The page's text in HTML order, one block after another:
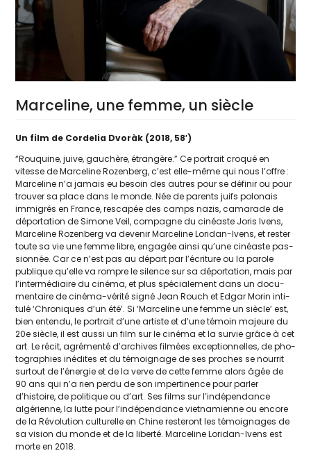
Marceline, une femme, un siècle
Un film de Cordelia Dvoràk (2018, 58′)
“Rouquine, juive, gau­chère, étran­gère.” Ce por­trait cro­qué en
vitesse de Marceline Rozenberg, c’est elle-même qui nous l’offre :
Marceline n’a jamais eu besoin des autres pour se défi­nir ou pour
trou­ver sa place dans le monde. Née de parents juifs polo­nais
immi­grés en France, res­ca­pée des camps nazis, cama­rade de
dépor­ta­tion de Simone Veil, com­pagne du cinéaste Joris Ivens,
Marceline Rozenberg va deve­nir Marceline Loridan-Ivens, et res­ter
toute sa vie une femme libre, enga­gée ain­si qu’une cinéaste pas­
sion­née. Car ce n’est pas au départ par l’écriture ou la parole
publique qu’elle va rompre le silence sur sa dépor­ta­tion, mais par
l’intermédiaire du ciné­ma, et plus spé­cia­le­ment dans un docu­
men­taire de ciné­ma-véri­té signé Jean Rouch et Edgar Morin inti­
tu­lé ‘Chroniques d’un été’. Si ‘Marceline une femme un siècle’ est,
bien enten­du, le por­trait d’une artiste et d’une témoin majeure du
20e siècle, il est aus­si un film sur le ciné­ma et la sur­vie grâce à cet
art. Le récit, agré­men­té d’archives fil­mées excep­tion­nelles, de pho­
to­gra­phies inédites et du témoi­gnage de ses proches se nour­rit
sur­tout de l’éner­gie et de la verve de cette femme alors âgée de
90 ans qui n’a rien per­du de son imper­ti­nence pour par­ler
d’histoire, de poli­tique ou d’art. Ses films sur l’in­dé­pen­dance
algé­rienne, la lutte pour l’in­dé­pen­dance viet­na­mienne ou encore
de la Révolution cultu­relle en Chine res­te­ront les témoi­gnages de
sa vision du monde et de la liber­té. Marceline Loridan-Ivens est
morte en 2018.